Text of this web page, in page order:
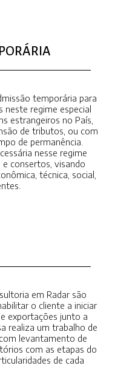
temporária para
regime especial
estrangeiros no País,
de tributos, ou com
de permanência.
nesse regime
consertos, visando
técnica, social,
em Radar são
o cliente a iniciar
exportações junto a
realiza um trabalho de
levantamento de
com as etapas do
de cada